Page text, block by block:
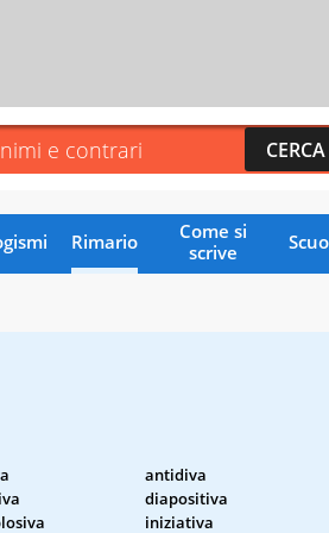
Rimario
Come si
scrive
antidiva
diapositiva
iniziativa